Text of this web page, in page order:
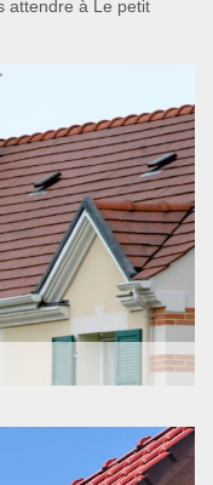
attendre à Le petit